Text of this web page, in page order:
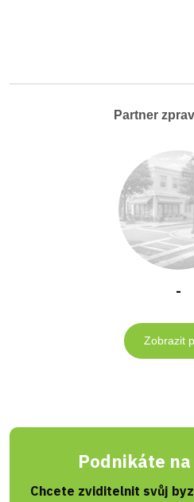
Partner
-
Zobrazit
Podnikáte na
Chcete zviditelnit svůj